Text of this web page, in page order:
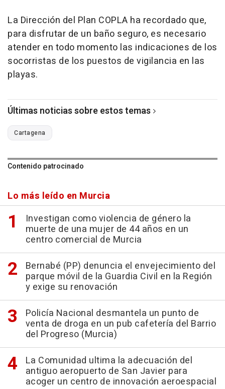
La Dirección del Plan COPLA ha recordado que,
para disfrutar de un baño seguro, es necesario
atender en todo momento las indicaciones de los
socorristas de los puestos de vigilancia en las
playas.
Últimas noticias sobre estos temas
Cartagena
Contenido patrocinado
Lo más leído en Murcia
Investigan como violencia de género la
muerte de una mujer de 44 años en un
centro comercial de Murcia
Bernabé (PP) denuncia el envejecimiento del
parque móvil de la Guardia Civil en la Región
y exige su renovación
Policía Nacional desmantela un punto de
venta de droga en un pub cafetería del Barrio
del Progreso (Murcia)
La Comunidad ultima la adecuación del
antiguo aeropuerto de San Javier para
acoger un centro de innovación aeroespacial